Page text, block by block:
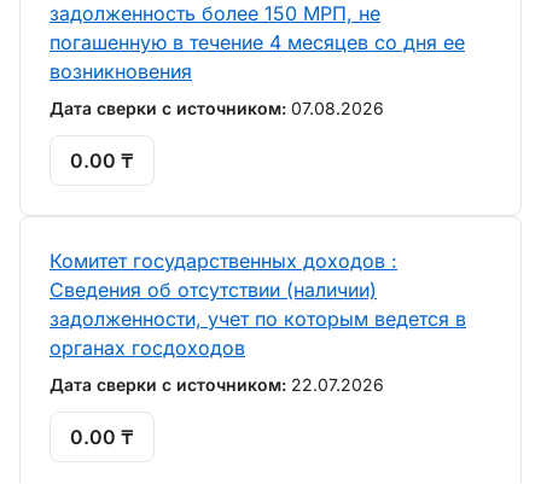
задолженность более 150 МРП, не
погашенную в течение 4 месяцев со дня ее
возникновения
Дата сверки с источником: 07.08.2026
0.00 ₸
Комитет государственных доходов :
Сведения об отсутствии (наличии)
задолженности, учет по которым ведется в
органах госдоходов
Дата сверки с источником: 22.07.2026
0.00 ₸